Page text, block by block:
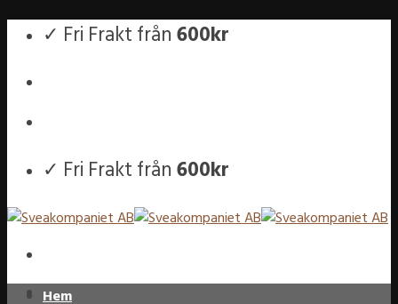
Skip
content
✓ Fri Frakt från600kr
✓ Fri Frakt från600kr
Hem